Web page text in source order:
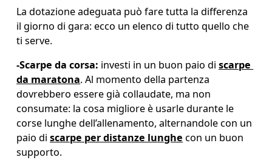
La dotazione adeguata può fare tutta la differenza
il giorno di gara: ecco un elenco di tutto quello che
ti serve.
-Scarpe da corsa: investi in un buon paio di scarpe
da maratona. Al momento della partenza
dovrebbero essere già collaudate, ma non
consumate: la cosa migliore è usarle durante le
corse lunghe dell’allenamento, alternandole con un
paio di scarpe per distanze lunghe con un buon
supporto.